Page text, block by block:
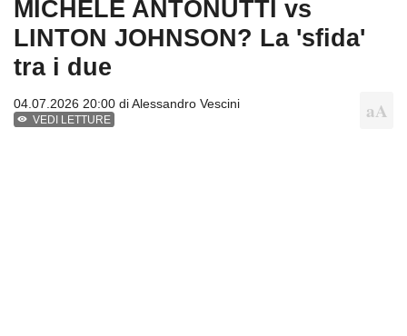
MICHELE ANTONUTTI vs
LINTON JOHNSON? La 'sfida'
tra i due
04.07.2026 20:00 diAlessandro Vescini
VEDI LETTURE